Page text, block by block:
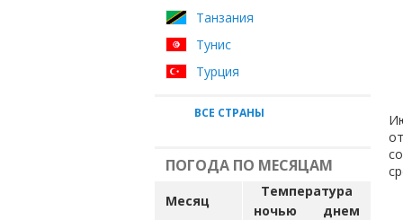
Танзания
Тунис
Турция
ВСЕ СТРАНЫ
ПОГОДА ПО МЕСЯЦАМ
Месяц
Температура
ночью
днем